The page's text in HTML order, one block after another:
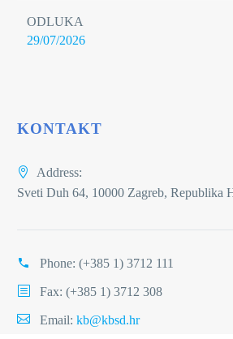
ODLUKA
29/07/2026
KONTAKT
Address:
Sveti Duh 64, 10000 Zagreb, Republika
Phone: (+385 1) 3712 111
Fax: (+385 1) 3712 308
Email: kb@kbsd.hr